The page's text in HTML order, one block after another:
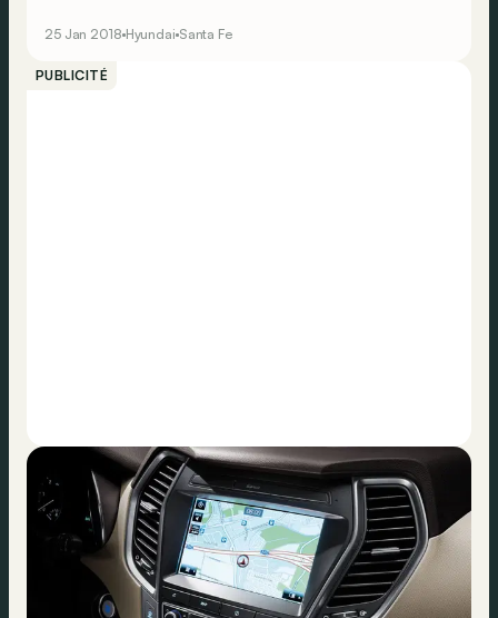
Genève.</p> <br><br><br><br>
25 Jan 2018 Hyundai Santa Fe
PUBLICITÉ